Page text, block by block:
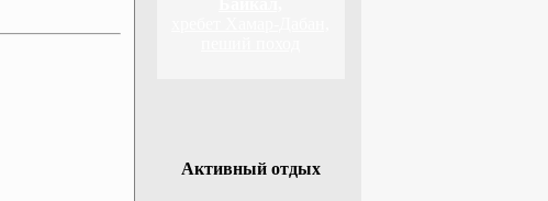
Активный отдых